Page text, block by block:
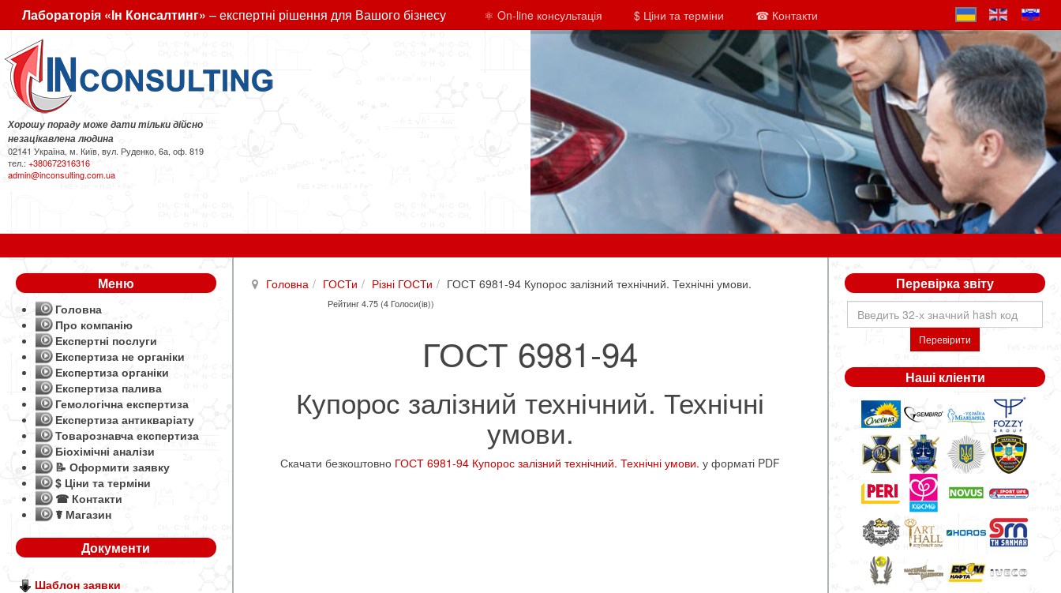
Лабораторія «Ін Консалтинг» – експертні рішення для Вашого бізнесу ⚛ On-line консультація $ Ціни та терміни ☎ Контакти
Хорошу пораду може дати тільки дійсно
незацікавлена людина
02141 Україна, м. Київ, вул. Руденко, 6а, оф. 819
тел.:+380672316316
admin@inconsulting.com.ua
Головна ГОСТи Різні ГОСТи ГОСТ 6981-94 Купорос залізний технічний. Технічні умови.
Рейтинг 4.75 (4 Голоси(ів))
ГОСТ 6981-94
Купорос залізний технічний. Технічні
умови.
Скачати безкоштовно ГОСТ 6981-94 Купорос залізний технічний. Технічні умови. у форматі PDF
Меню
Головна
Про компанію
Експертні послуги
Експертиза не органіки
Експертиза органіки
Експертиза палива
Гемологічна експертиза
Експертиза антикваріату
Товарознавча експертиза
Біохімічні аналізи
📝 Оформити заявку
$ Ціни та терміни
☎ Контакти
☤ Магазин
Документи
Шаблон заявки
Перевірка звіту
Перевірити
Наші кліенти